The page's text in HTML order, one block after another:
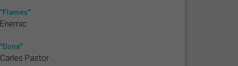
"Flames"
Enemic
"Dona"
Carles Pastor